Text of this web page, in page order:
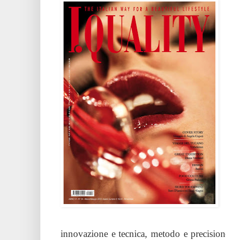
innovazione e tecnica, metodo e